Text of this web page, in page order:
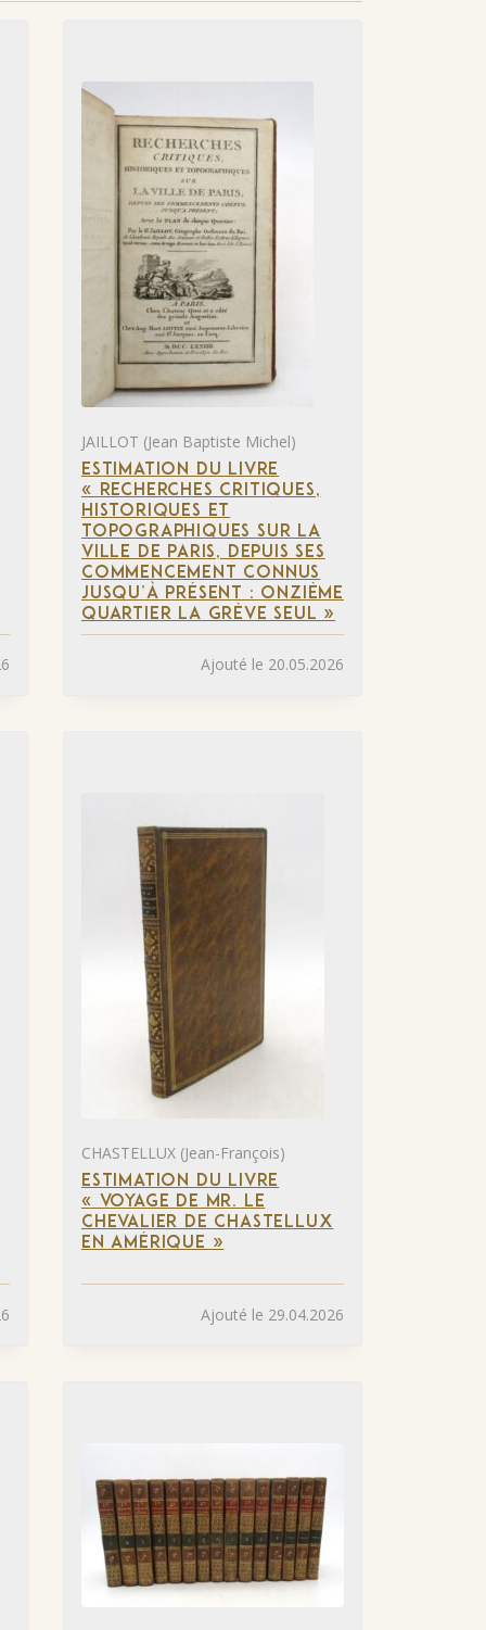
JAILLOT (Jean Baptiste Michel)
ESTIMATION DU LIVRE
« RECHERCHES CRITIQUES,
HISTORIQUES ET
TOPOGRAPHIQUES SUR LA
VILLE DE PARIS, DEPUIS SES
COMMENCEMENT CONNUS
JUSQU’À PRÉSENT : ONZIÈME
QUARTIER LA GRÈVE SEUL »
Ajouté le 20.05.2026
CHASTELLUX (Jean-François)
ESTIMATION DU LIVRE
« VOYAGE DE MR. LE
CHEVALIER DE CHASTELLUX
EN AMÉRIQUE »
Ajouté le 29.04.2026